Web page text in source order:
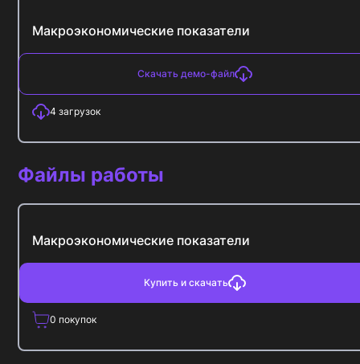
Макроэкономические показатели
Скачать демо-файл
4 загрузок
Файлы работы
Макроэкономические показатели
Купить и скачать
0 покупок